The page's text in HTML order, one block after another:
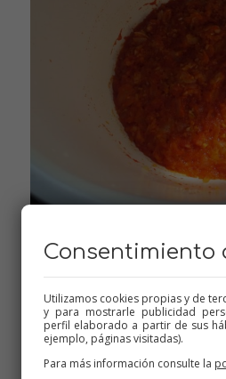
Consentimiento
Utilizamos cookies propias y de
y para mostrarle publicidad
perfil elaborado a partir de sus
ejemplo, páginas visitadas).
Para más información consulte la